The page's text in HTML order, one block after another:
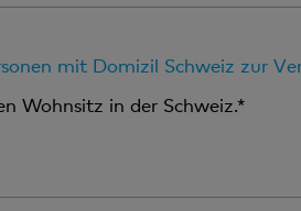
mit Domizil Schweiz zur
Wohnsitz in der Schweiz.*